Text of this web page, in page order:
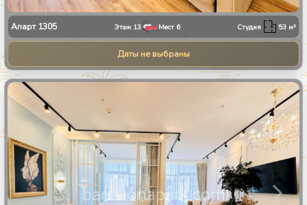
Апарт 1305 Этаж 13 Мест 6 Студия 53 м²
Даты не выбраны